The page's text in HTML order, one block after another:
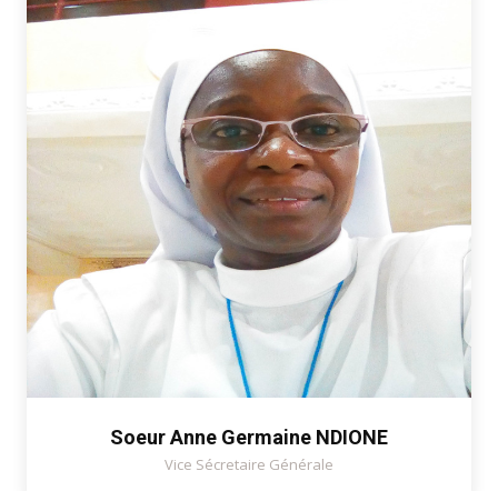
Soeur Anne Germaine NDIONE
Vice Sécretaire Générale